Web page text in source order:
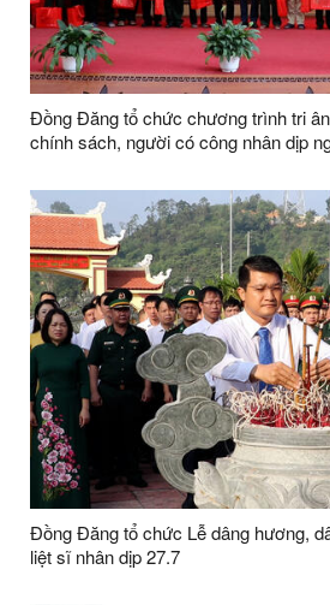
Đồng Đăng tổ chức chương trình tri
chính sách, người có công nhân dịp
Đồng Đăng tổ chức Lễ dâng hương,
liệt sĩ nhân dịp 27.7